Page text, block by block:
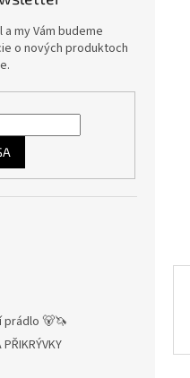
my Vám budeme
o nových produktoch
prádlo 🐻🦄